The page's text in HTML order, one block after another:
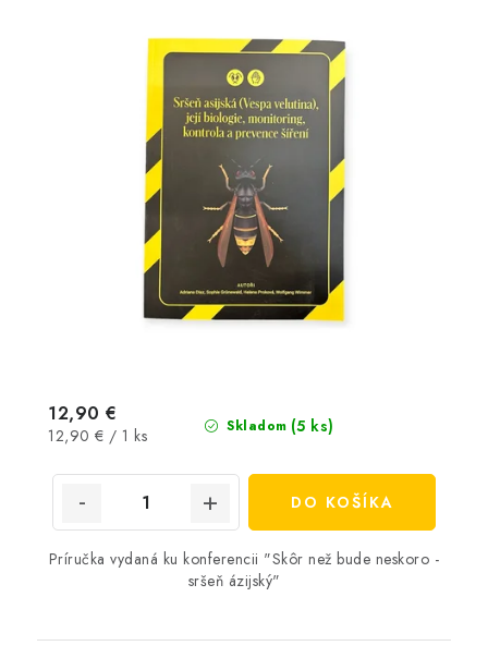
Skladom (5 ks)
12,90 €
Jednotková
12,90 € / 1 ks
DO KOŠÍKA
Príručka vydaná ku konferencii "Skôr než bude neskoro -
sršeň ázijský"